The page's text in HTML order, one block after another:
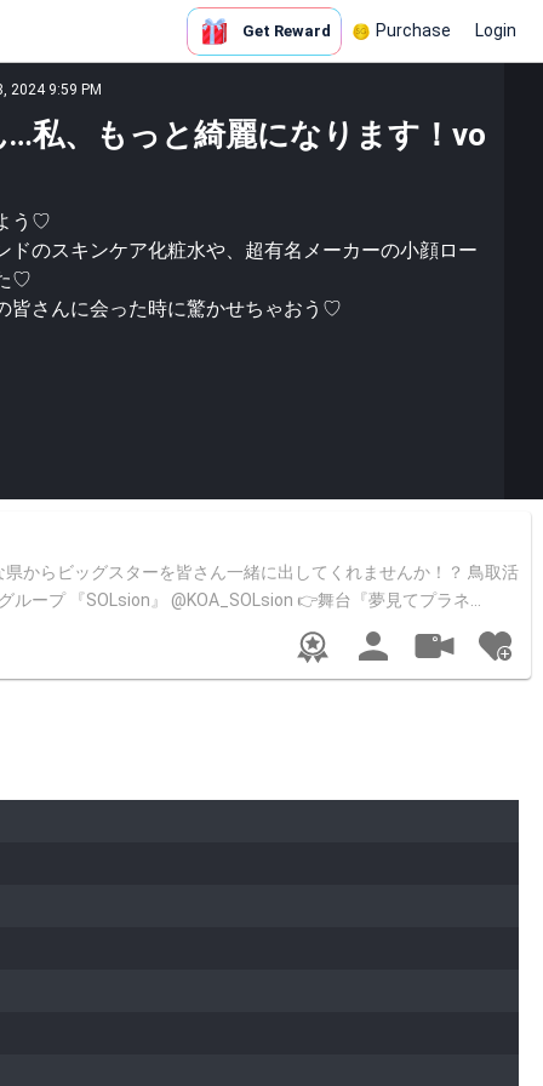
Get Reward Purchase Login
2024 9:59 PM
…私、もっと綺麗になります！vo
う♡
ドのスキンケア化粧水や、超有名メーカーの小顔ロー
♡
皆さんに会った時に驚かせちゃおう♡